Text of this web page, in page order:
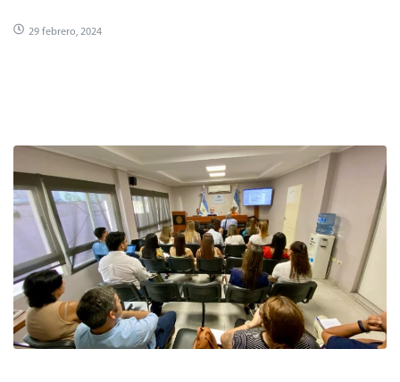
29 febrero, 2024